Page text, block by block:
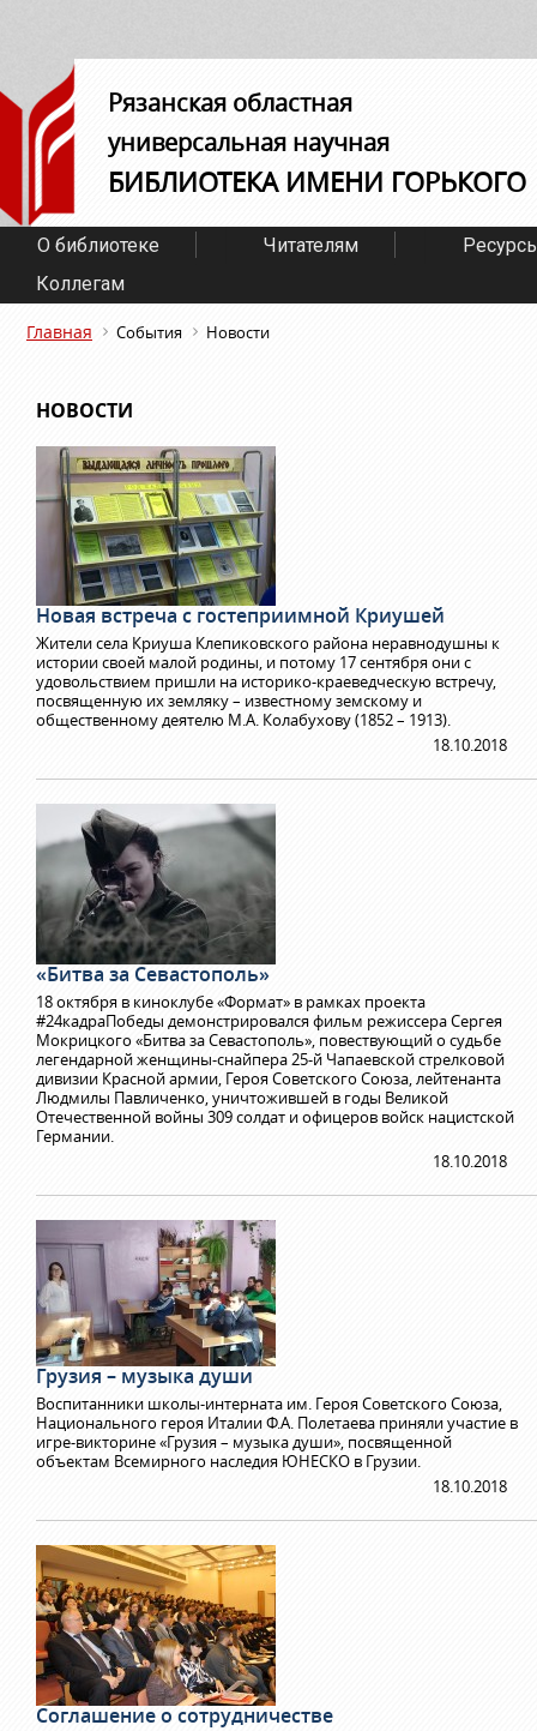
Рязанская областная
универсальная научная
БИБЛИОТЕКА ИМЕНИ ГОРЬКОГО
О библиотеке Читателям
Коллегам
Главная События Новости
НОВОСТИ
Новая встреча с гостеприимной Криушей
Жители села Криуша Клепиковского района неравнодушны к
истории своей малой родины, и потому 17 сентября они с
удовольствием пришли на историко-краеведческую встречу,
посвященную их земляку – известному земскому и
общественному деятелю М.А. Колабухову (1852 – 1913).
18.10.2018
«Битва за Севастополь»
18 октября в киноклубе «Формат» в рамках проекта
#24кадраПобеды демонстрировался фильм режиссера Сергея
Мокрицкого «Битва за Севастополь», повествующий о судьбе
легендарной женщины-снайпера 25-й Чапаевской стрелковой
дивизии Красной армии, Героя Советского Союза, лейтенанта
Людмилы Павличенко, уничтожившей в годы Великой
Отечественной войны 309 солдат и офицеров войск нацистской
Германии.
18.10.2018
Грузия – музыка души
Воспитанники школы-интерната им. Героя Советского Союза,
Национального героя Италии Ф.А. Полетаева приняли участие в
игре-викторине «Грузия – музыка души», посвященной
объектам Всемирного наследия ЮНЕСКО в Грузии.
18.10.2018
Соглашение о сотрудничестве